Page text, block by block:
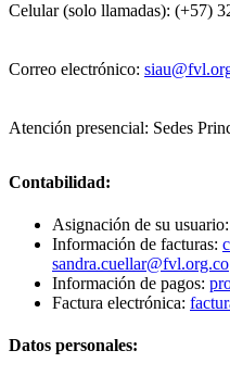
Celular (solo llamadas): (+57)
Correo electrónico:
Atención presencial: Sedes
Contabilidad:
Asignación de su usuario:
Información de facturas:
sandra.cuellar@fvl.org.co
Información de pagos:
Factura electrónica:
Datos personales: